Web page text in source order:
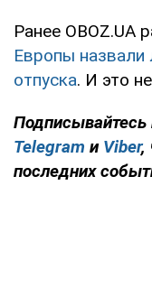
Ранее OBOZ.UA
Европы
отпуска. И это
Подписывайтесь
Telegram и Viber,
последних